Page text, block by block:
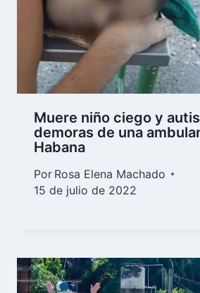
Muere niño ciego y
demoras de una
Habana
Por Rosa Elena Machado
15 de julio de 2022